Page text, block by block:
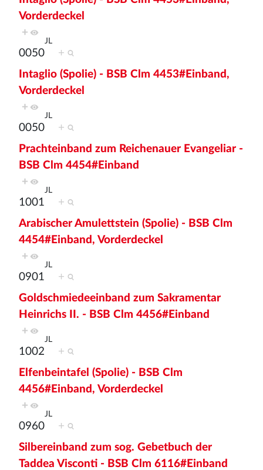
Vorderdeckel
+
0050
JL
+
Intaglio (Spolie) - BSB Clm 4453#Einband,
Vorderdeckel
+
0050
JL
+
Prachteinband zum Reichenauer Evangeliar -
BSB Clm 4454#Einband
+
1001
JL
+
Arabischer Amulettstein (Spolie) - BSB Clm
4454#Einband, Vorderdeckel
+
0901
JL
+
Goldschmiedeeinband zum Sakramentar
Heinrichs II. - BSB Clm 4456#Einband
+
1002
JL
+
Elfenbeintafel (Spolie) - BSB Clm
4456#Einband, Vorderdeckel
+
0960
JL
+
Silbereinband zum sog. Gebetbuch der
Taddea Visconti - BSB Clm 6116#Einband